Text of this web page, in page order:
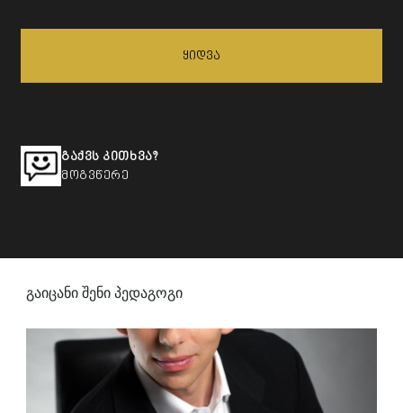
Ყიდვა
გაქვს კითხვა?
მოგვწერე
გაიცანი შენი პედაგოგი
Ბრაიან